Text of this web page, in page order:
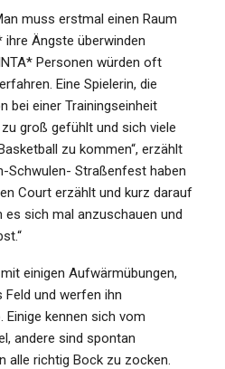
muss erstmal einen Raum
Ängste überwinden
Personen würden oft
Eine Spielerin, die
bei einer Trainingseinheit
groß gefühlt und sich viele
zu kommen“, erzählt
Schwulen- Straßenfest haben
Court erzählt und kurz darauf
es sich mal anzuschauen und
einigen Aufwärmübungen,
Feld und werfen ihn
Einige kennen sich vom
andere sind spontan
alle richtig Bock zu zocken.